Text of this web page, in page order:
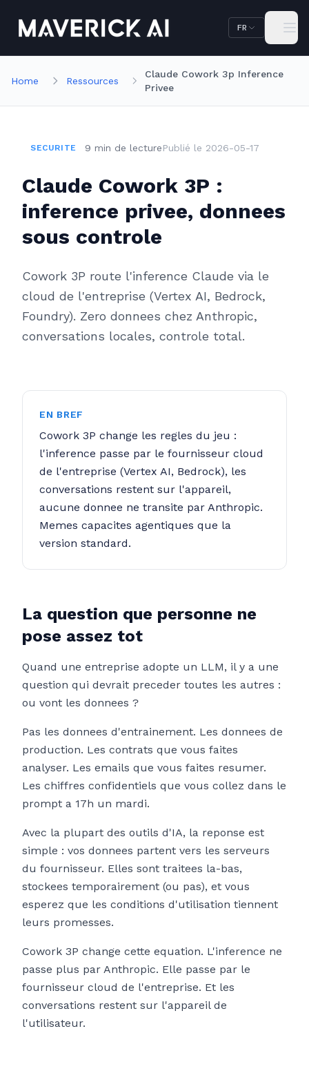
FR
Home Ressources
Claude Cowork 3p Inference
Privee
SECURITE 9 min de lecturePublié le 2026-05-17
Claude Cowork 3P :
inference privee, donnees
sous controle
Cowork 3P route l'inference Claude via le
cloud de l'entreprise (Vertex AI, Bedrock,
Foundry). Zero donnees chez Anthropic,
conversations locales, controle total.
EN BREF
Cowork 3P change les regles du jeu :
l'inference passe par le fournisseur cloud
de l'entreprise (Vertex AI, Bedrock), les
conversations restent sur l'appareil,
aucune donnee ne transite par Anthropic.
Memes capacites agentiques que la
version standard.
La question que personne ne
pose assez tot
Quand une entreprise adopte un LLM, il y a une
question qui devrait preceder toutes les autres :
ou vont les donnees ?
Pas les donnees d'entrainement. Les donnees de
production. Les contrats que vous faites
analyser. Les emails que vous faites resumer.
Les chiffres confidentiels que vous collez dans le
prompt a 17h un mardi.
Avec la plupart des outils d'IA, la reponse est
simple : vos donnees partent vers les serveurs
du fournisseur. Elles sont traitees la-bas,
stockees temporairement (ou pas), et vous
esperez que les conditions d'utilisation tiennent
leurs promesses.
Cowork 3P change cette equation. L'inference ne
passe plus par Anthropic. Elle passe par le
fournisseur cloud de l'entreprise. Et les
conversations restent sur l'appareil de
l'utilisateur.